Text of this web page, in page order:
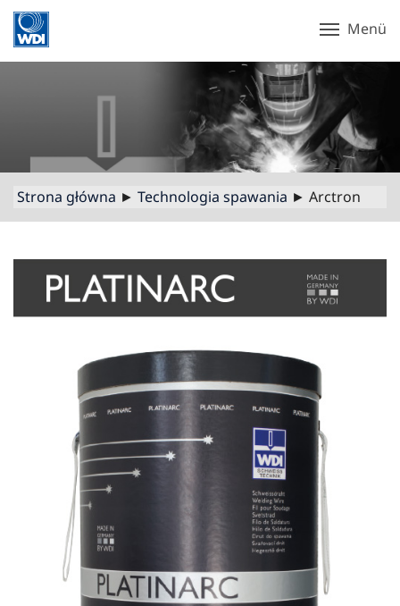
Menü
Strona główna ► Technologia spawania ► Arctron